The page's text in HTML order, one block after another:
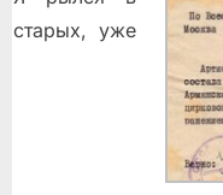
старых, уже